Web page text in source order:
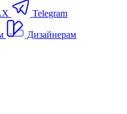
Telegram
Дизайнерам